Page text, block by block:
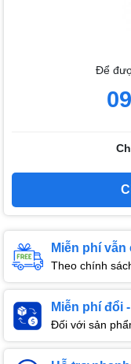
Để
Miễn phí vẫn
Theo chính
Miễn phí đổi
Đối với sản